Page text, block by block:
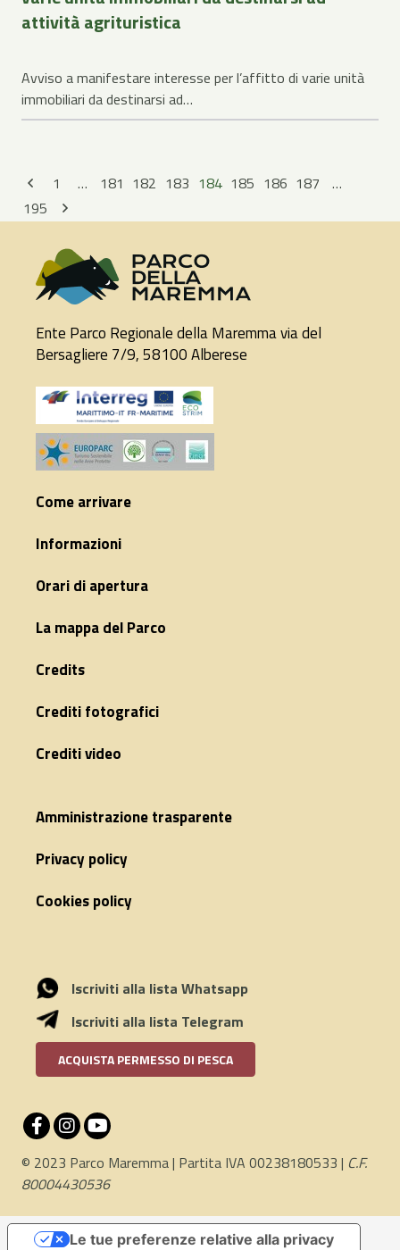
attività agrituristica
Avviso a manifestare interesse per l’affitto di varie unità
immobiliari da destinarsi ad…
1 … 181 182 183 184 185 186 187
…
195
Ente Parco Regionale della Maremma via del
Bersagliere 7/9, 58100 Alberese
Come arrivare
Informazioni
Orari di apertura
La mappa del Parco
Credits
Crediti fotografici
Crediti video
Amministrazione trasparente
Privacy policy
Cookies policy
Iscriviti alla lista Whatsapp
Iscriviti alla lista Telegram
ACQUISTA PERMESSO DI PESCA
© 2023 Parco Maremma | Partita IVA 00238180533 | C.F.
80004430536
Le tue preferenze relative alla privacy